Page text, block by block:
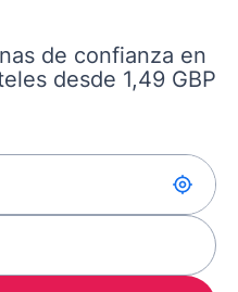
de confianza en
desde 1,49 GBP